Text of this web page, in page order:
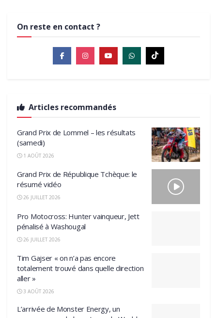
On reste en contact ?
Articles recommandés
Grand Prix de Lommel – les résultats
(samedi)
1 AOÛT 2026
Grand Prix de République Tchèque: le
résumé vidéo
26 JUILLET 2026
Pro Motocross: Hunter vainqueur, Jett
pénalisé à Washougal
26 JUILLET 2026
Tim Gajser « on n’a pas encore
totalement trouvé dans quelle direction
aller »
3 AOÛT 2026
L’arrivée de Monster Energy, un